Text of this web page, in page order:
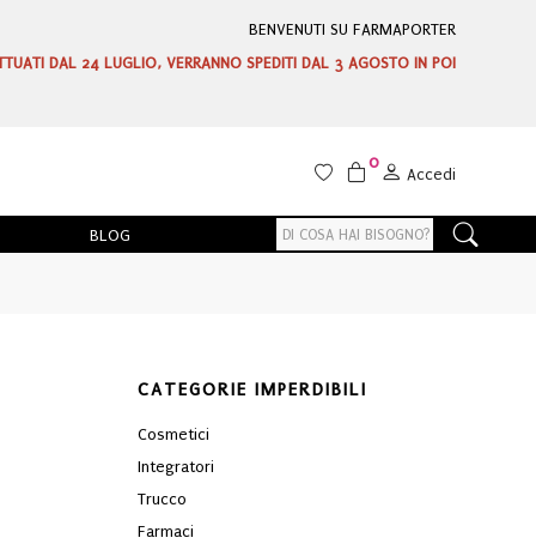
BENVENUTI SU FARMAPORTER
DAL 24 LUGLIO, VERRANNO SPEDITI DAL 3 AGOSTO IN POI
0
Accedi
BLOG
CATEGORIE IMPERDIBILI
Cosmetici
Integratori
Trucco
Farmaci